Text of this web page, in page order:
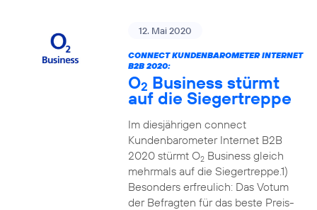
12. Mai 2020
CONNECT KUNDENBAROMETER INTERNET
B2B 2020:
O2 Business stürmt
auf die Siegertreppe
Im diesjährigen connect
Kundenbarometer Internet B2B
2020 stürmt O2Business gleich
mehrmals auf die Siegertreppe.1)
Besonders erfreulich: Das Votum
der Befragten für das beste Preis-